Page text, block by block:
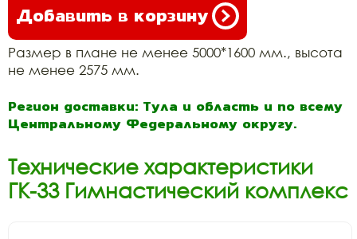
Добавить в корзину
Размер в плане не менее 5000*1600 мм., высота
не менее 2575 мм.
Регион доставки: Тула и область и по всему
Центральному Федеральному округу.
Технические характеристики
ГК-33 Гимнастический комплекс